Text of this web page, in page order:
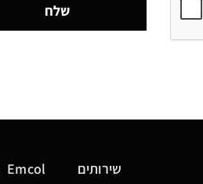
שלח
שירותים Emcol